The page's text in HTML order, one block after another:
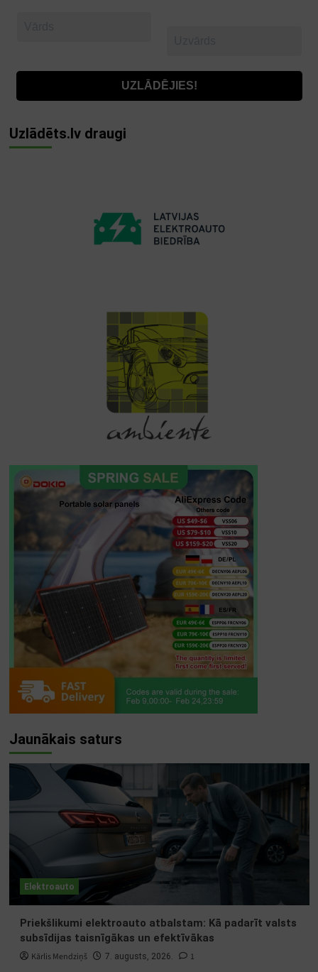
Uzlādēts.lv draugi
Jaunākais saturs
Elektroauto
Priekšlikumi elektroauto atbalstam: Kā padarīt valsts
subsīdijas taisnīgākas un efektīvākas
Kārlis Mendziņš 7. augusts, 2026. 1